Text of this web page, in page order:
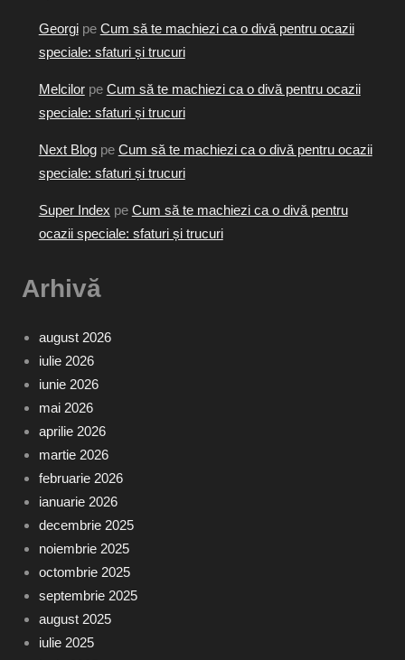
Georgipe Cum să te machiezi ca o divă pentru ocazii
speciale: sfaturi și trucuri
Melcilorpe Cum să te machiezi ca o divă pentru ocazii
speciale: sfaturi și trucuri
Next Blogpe Cum să te machiezi ca o divă pentru ocazii
speciale: sfaturi și trucuri
Super Index pe Cum să te machiezi ca o divă pentru
ocazii speciale: sfaturi și trucuri
Arhivă
august 2026
iulie 2026
iunie 2026
mai 2026
aprilie 2026
martie 2026
februarie 2026
ianuarie 2026
decembrie 2025
noiembrie 2025
octombrie 2025
septembrie 2025
august 2025
iulie 2025